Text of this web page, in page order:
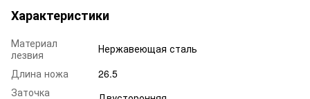
Характеристики
Материал
лезвия
Нержавеющая сталь
Длина ножа
26.5
Заточка